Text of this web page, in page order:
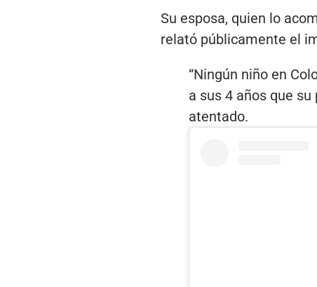
Su esposa, quien lo
relató públicamente el
“Ningún niño en
a sus 4 años que
atentado.